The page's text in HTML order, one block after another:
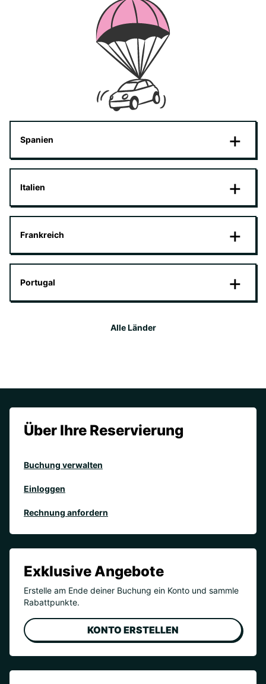
Spanien
Italien
Frankreich
Portugal
Alle Länder
Über Ihre Reservierung
Buchung verwalten
Einloggen
Rechnung anfordern
Exklusive Angebote
Erstelle am Ende deiner Buchung ein Konto und sammle
Rabattpunkte.
KONTO ERSTELLEN